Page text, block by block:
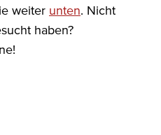
weiter unten. Nicht
haben?